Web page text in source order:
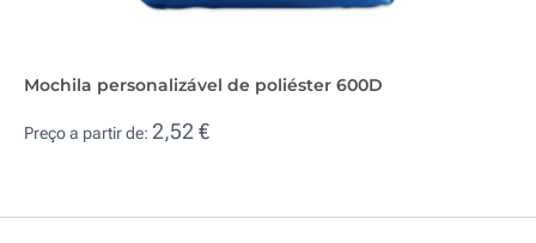
Mochila personalizável de poliéster 600D
Preço a partir de: 2,52 €